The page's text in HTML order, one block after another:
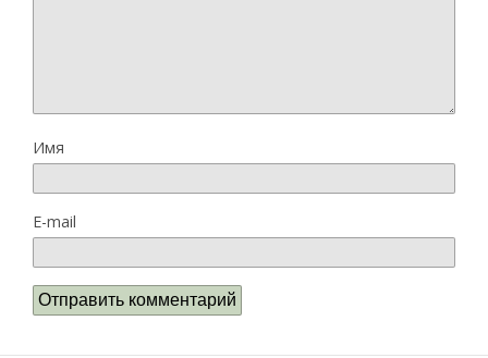
Имя
E-mail